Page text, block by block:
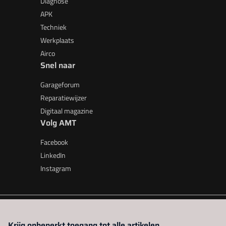
APK
Techniek
Werkplaats
Airco
Snel naar
Garageforum
Reparatiewijzer
Digitaal magazine
Volg AMT
Facebook
LinkedIn
Instagram